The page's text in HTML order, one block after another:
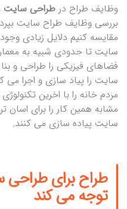
وظایف طراح در طراحی سایت
بررسی وظایف طراح سایت
مقایسه کنیم دلایل زیادی
سایت تا حدودی شبیه به
فضاهای فیزیکی را طراحی و
سایت را پیاد سازی و اجرا می
مردم خانه را با اخرین
مشابه همین کار را برای اسان
سایت پیاده سازی می کنند.
طراح برای
توجه می کند